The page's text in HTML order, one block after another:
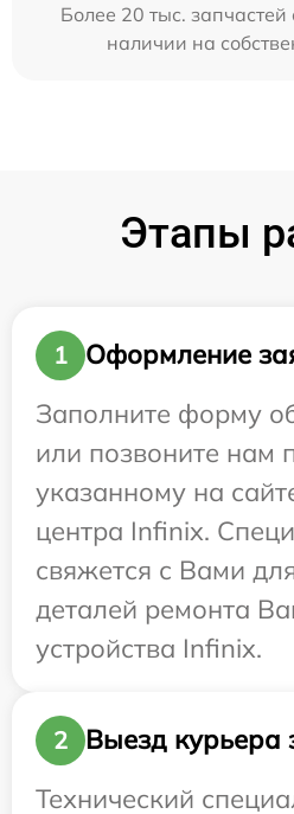
Более 20 тыс. запчастей
наличии на
Этапы
1
Оформление
Заполните форму
или позвоните нам
указанному на
центра Infinix.
свяжется с Вами
деталей ремонта
устройства Infinix.
2
Выезд курьера
Технический